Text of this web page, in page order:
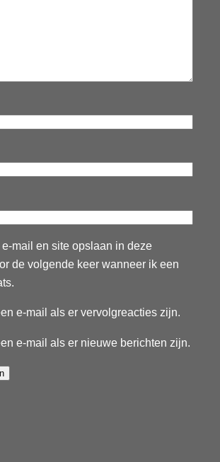
mail en site opslaan in deze
de volgende keer wanneer ik een
e-mail als er vervolgreacties zijn.
e-mail als er nieuwe berichten zijn.